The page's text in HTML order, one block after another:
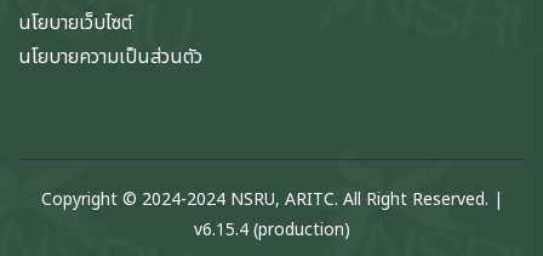
นโยบายเว็บไซต์
นโยบายความเป็นส่วนตัว
Copyright © 2024-2024 NSRU, ARITC. All Right Reserved. |
v6.15.4 (production)